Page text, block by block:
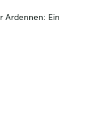
Ardennen: Ein